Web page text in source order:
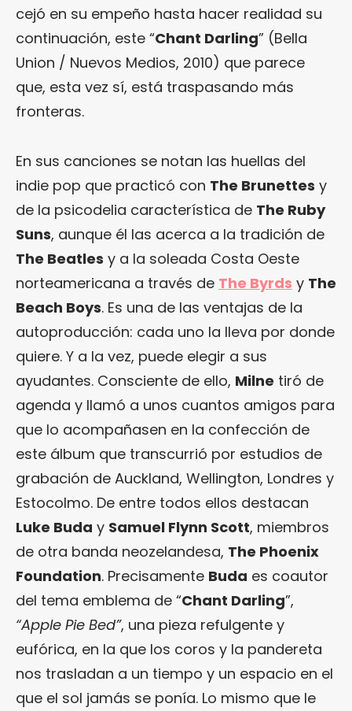
cejó en su empeño hasta hacer realidad su
continuación, este “Chant Darling” (Bella
Union / Nuevos Medios, 2010) que parece
que, esta vez sí, está traspasando más
fronteras.
En sus canciones se notan las huellas del
indie pop que practicó con The Brunettes y
de la psicodelia característica de The Ruby
Suns, aunque él las acerca a la tradición de
The Beatles y a la soleada Costa Oeste
norteamericana a través de The Byrds y The
Beach Boys. Es una de las ventajas de la
autoproducción: cada uno la lleva por donde
quiere. Y a la vez, puede elegir a sus
ayudantes. Consciente de ello, Milne tiró de
agenda y llamó a unos cuantos amigos para
que lo acompañasen en la confección de
este álbum que transcurrió por estudios de
grabación de Auckland, Wellington, Londres y
Estocolmo. De entre todos ellos destacan
Luke Buda y Samuel Flynn Scott, miembros
de otra banda neozelandesa, The Phoenix
Foundation. Precisamente Buda es coautor
del tema emblema de “Chant Darling”,
“Apple Pie Bed”, una pieza refulgente y
eufórica, en la que los coros y la pandereta
nos trasladan a un tiempo y un espacio en el
que el sol jamás se ponía. Lo mismo que le